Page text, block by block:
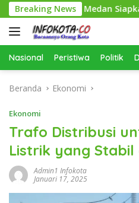
Langsung
ke
konten
Breaking News
Medan Siapkan
Nasional Peristiwa Politik
Beranda Ekonomi
Ekonomi
Trafo Distribusi
Listrik yang Stabil
Admin1 Infokota
Januari 17, 2025